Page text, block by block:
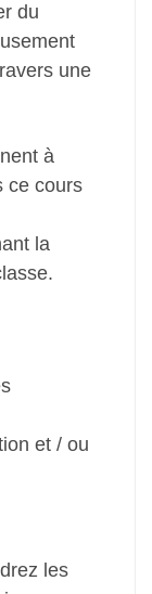
du
une
à
ce cours
la
et / ou
les